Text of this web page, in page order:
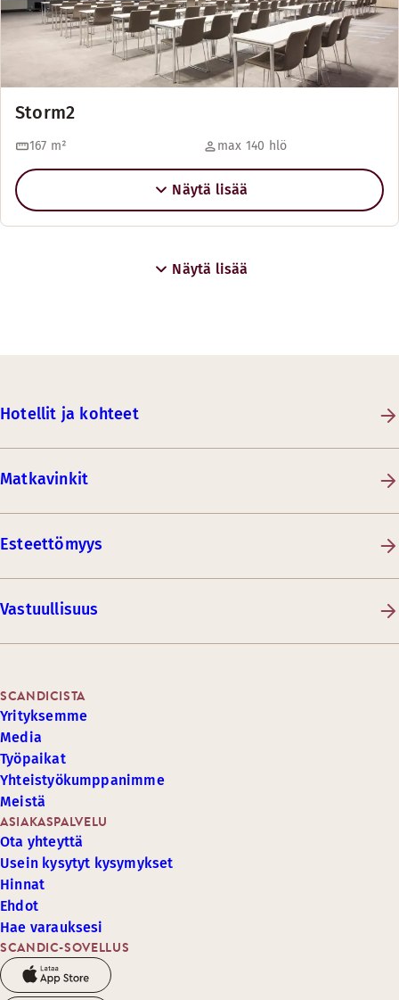
Storm2
167 m² max 140 hlö
Näytä lisää
Näytä lisää
Hotellit ja kohteet
Matkavinkit
Esteettömyys
Vastuullisuus
SCANDIC-SOVELLUS
ASIAKASPALVELU
Ota yhteyttä
Usein kysytyt kysymykset
Hinnat
Ehdot
Hae varauksesi
SCANDICISTA
Yrityksemme
Media
Työpaikat
Yhteistyökumppanimme
Meistä